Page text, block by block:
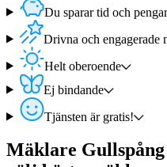
Du sparar tid och pengar
Drivna och engagerade
Helt oberoende
Ej bindande
Tjänsten är gratis!
Mäklare